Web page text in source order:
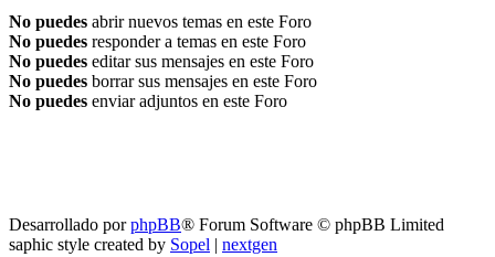
No puedes abrir nuevos temas en este Foro
No puedes responder a temas en este Foro
No puedes editar sus mensajes en este Foro
No puedes borrar sus mensajes en este Foro
No puedes enviar adjuntos en este Foro
Desarrollado porphpBB® Forum Software © phpBB Limited
saphic style created by Sopel | nextgen